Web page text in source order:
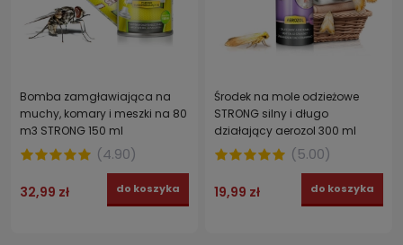
Bomba zamgławiająca na
muchy, komary i meszki na 80
m3 STRONG 150 ml
(4.90)
32,99 zł do koszyka
Środek na mole odzieżowe
STRONG silny i długo
działający aerozol 300 ml
(5.00)
19,99 zł do koszyka